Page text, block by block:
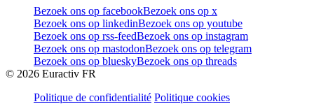
Bezoek ons op facebookBezoek ons op x
Bezoek ons op linkedinBezoek ons op youtube
Bezoek ons op rss-feedBezoek ons op instagram
Bezoek ons op mastodonBezoek ons op telegram
Bezoek ons op blueskyBezoek ons op threads
© 2026 Euractiv FR
Politique de confidentialité Politique cookies